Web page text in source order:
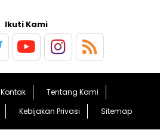
Ikuti Kami
Kontak
Tentang Kami
Kebijakan Privasi Sitemap